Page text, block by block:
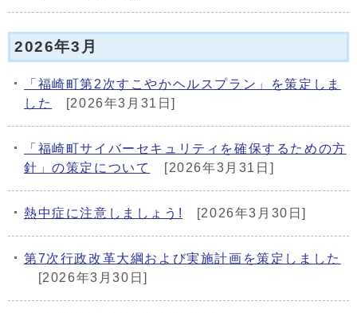
2026年3月
「福崎町第2次すこやかヘルスプラン」を策定しま
した
[2026年3月31日]
「福崎町サイバーセキュリティを確保するための方
針」の策定について
[2026年3月31日]
熱中症に注意しましょう! [2026年3月30日]
第7次行政改革大綱および実施計画を策定しました
[2026年3月30日]